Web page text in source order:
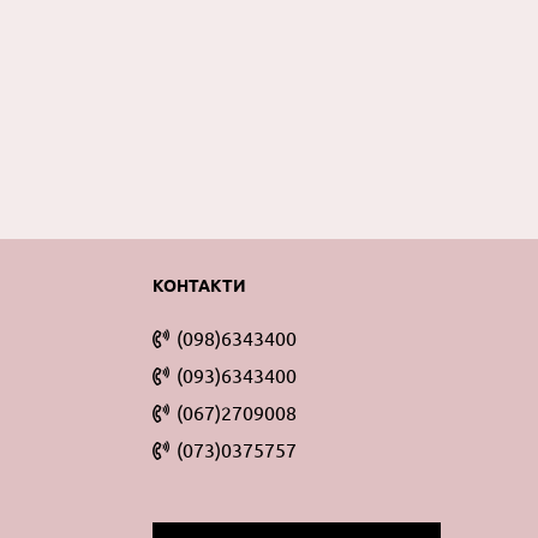
Освіжаючий засіб, має приємний запах.
ороговілі клітини шкіри. Рослинні
клітинний метаболізм і знімають
КОНТАКТИ
(098)6343400
(093)6343400
(067)2709008
(073)0375757